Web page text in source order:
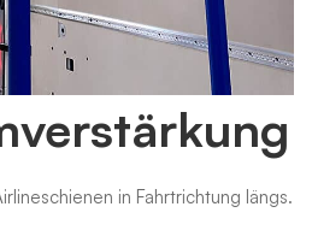
in Fahrtrichtung längs.